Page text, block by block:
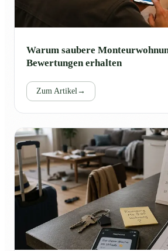
Warum saubere
Bewertungen erhalten
Zum Artikel→